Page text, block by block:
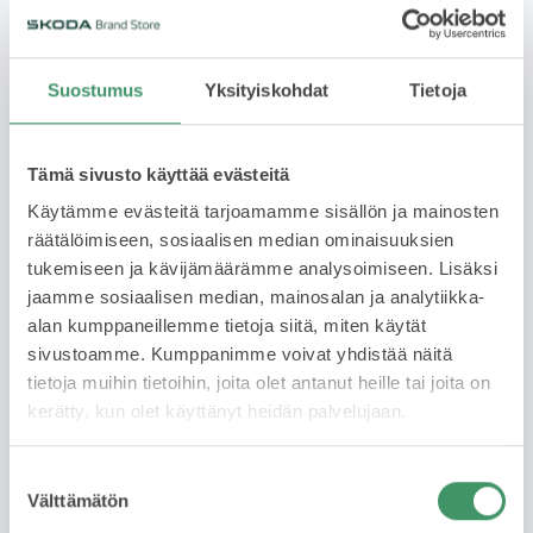
Suostumus Yksityiskohdat Tietoja
Tämä sivusto käyttää evästeitä
Käytämme evästeitä tarjoamamme sisällön ja mainosten
räätälöimiseen, sosiaalisen median ominaisuuksien
tukemiseen ja kävijämäärämme analysoimiseen. Lisäksi
jaamme sosiaalisen median, mainosalan ja analytiikka-
alan kumppaneillemme tietoja siitä, miten käytät
sivustoamme. Kumppanimme voivat yhdistää näitä
tietoja muihin tietoihin, joita olet antanut heille tai joita on
kerätty, kun olet käyttänyt heidän palvelujaan.
valinta
Välttämätön
Rahoitus
573 € /kk
maksat auton sinulle sopivassa aikataulussa. Joustava
kerralla. Rahoituksen hakeminen on helppoa ja nopea
ja päätöksen saa usein saman tien. Huomioithan, että
rahoitus edellyttää hyväksyttyä luottopäätöstä.
Lue lisää